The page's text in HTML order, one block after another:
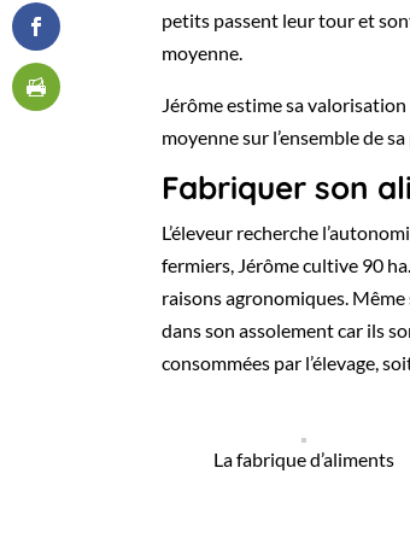
petits passent leur tour et
moyenne.
Jérôme estime sa
moyenne sur l’ensemble de
Fabriquer son
L’éleveur recherche
fermiers, Jérôme cultive 90
raisons agronomiques. Même
dans son assolement car ils
consommées par l’élevage,
La fabrique d’aliments